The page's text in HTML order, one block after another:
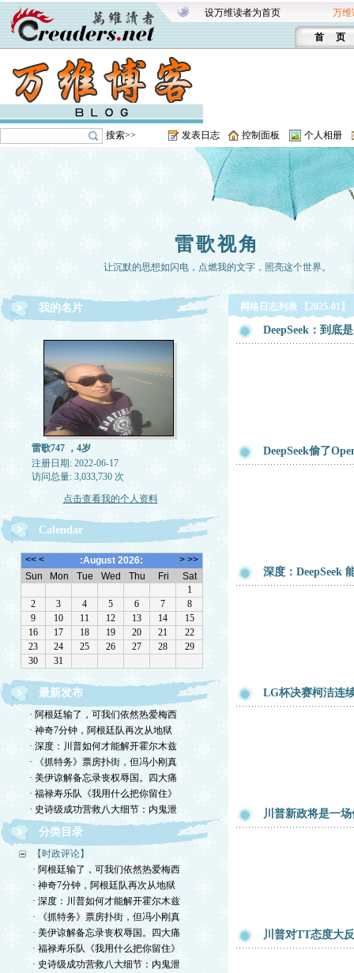
设万维读者为首页 万维
首 页
搜索>> 发表日志 控制面板 个人相册
雷歌视角
让沉默的思想如闪电，点燃我的文字，照亮这个世界。
我的名片
雷歌747 ，4岁
注册日期: 2022-06-17
访问总量: 3,033,730 次
点击查看我的个人资料
Calendar
最新发布
· 阿根廷输了，可我们依然热爱梅西
· 神奇7分钟，阿根廷队再次从地狱
· 深度：川普如何才能解开霍尔木兹
· 《抓特务》票房扑街，但冯小刚真
· 美伊谅解备忘录丧权辱国。四大痛
· 福禄寿乐队《我用什么把你留住》
· 史诗级成功营救八大细节：内鬼泄
分类目录
【时政评论】
· 阿根廷输了，可我们依然热爱梅西
· 神奇7分钟，阿根廷队再次从地狱
· 深度：川普如何才能解开霍尔木兹
· 《抓特务》票房扑街，但冯小刚真
· 美伊谅解备忘录丧权辱国。四大痛
· 福禄寿乐队《我用什么把你留住》
· 史诗级成功营救八大细节：内鬼泄
网络日志列表 【2025-01】
DeepSeek：到底
DeepSeek偷了
深度：DeepSeek
LG杯决赛柯洁连
川普新政将是一
川普对TT态度大